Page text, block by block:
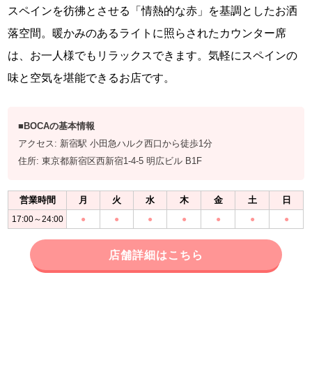
スペインを彷彿とさせる「情熱的な赤」を基調としたお洒
落空間。暖かみのあるライトに照らされたカウンター席
は、お一人様でもリラックスできます。気軽にスペインの
味と空気を堪能できるお店です。
■BOCAの基本情報
アクセス: 新宿駅 小田急ハルク西口から徒歩1分
住所: 東京都新宿区西新宿1-4-5 明広ビル B1F
営業時間 月 火 水 木 金 土
日
17:00～24:00
● ● ● ● ● ● ●
店舗詳細はこちら